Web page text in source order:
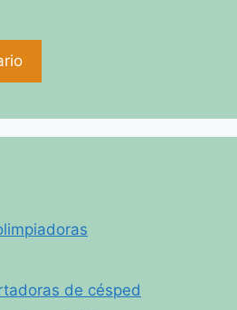
de césped